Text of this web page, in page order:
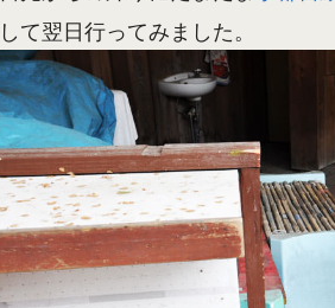
して翌日行ってみました。